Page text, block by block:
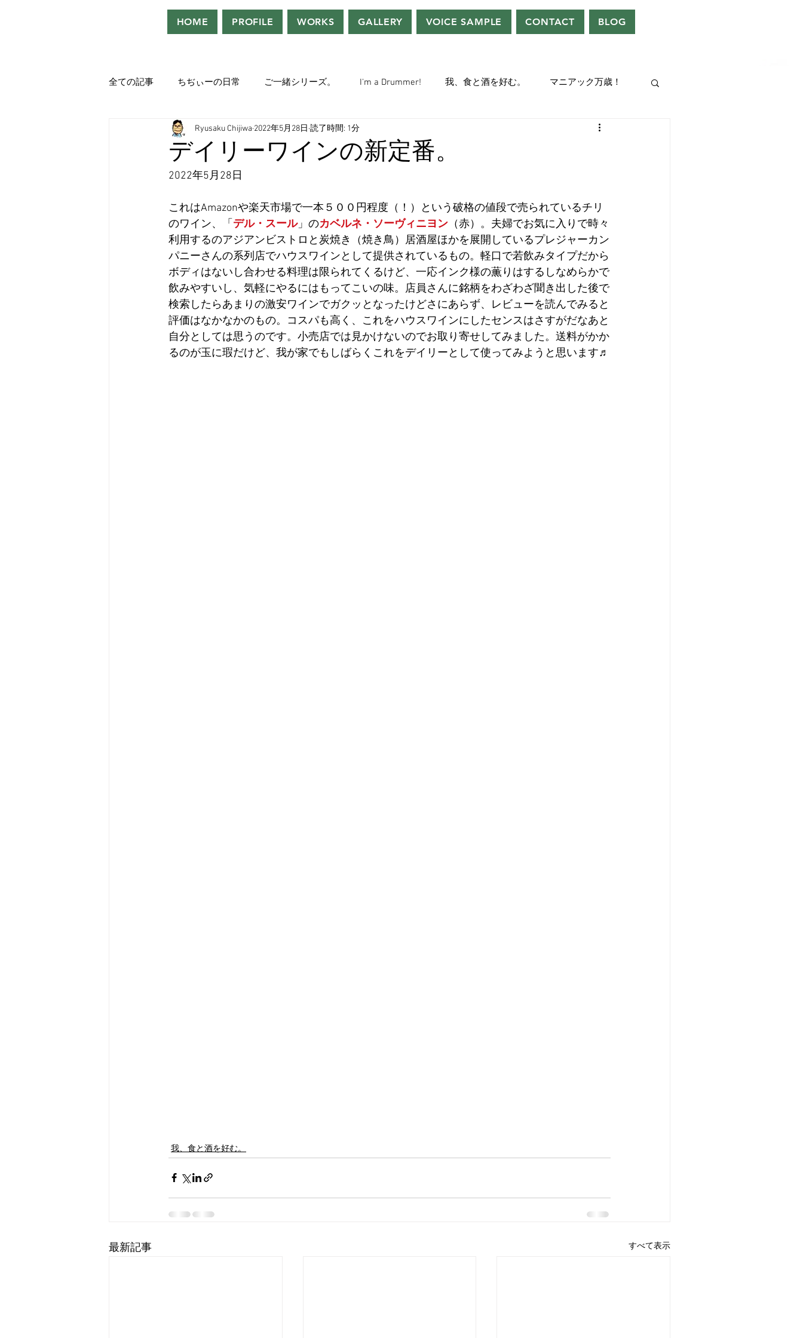
HOME PROFILE WORKS GALLERY VOICE SAMPLE CONTACT BLOG
全ての記事 ちぢぃーの日常 ご一緒シリーズ。 I'm a Drummer! 我、食と酒を好む。 マニアック万歳！
役者として、声優として。 ちぢぃー的VOWネタ。
吹き替えが好き！！ 「ウルトラ」の世界。
Saturdeay Scrapbook タツロー・マニア一年生。 ぬこ日記。 ＡＩ落書きシリーズ。
デイリーワインの新定番。
Ryusaku Chijiwa 2022年5月28日 読了時間: 1分
2022年5月28日
これはAmazonや楽天市場で一本５００円程度（！）という破格の値段で売られているチリ
のワイン、「 デル・スール」のカベルネ・ソーヴィニヨン （赤）。夫婦でお気に入りで時々
利用するのアジアンビストロと炭焼き（焼き鳥）居酒屋ほかを展開しているプレジャーカン
パニーさんの系列店でハウスワインとして提供されているもの。軽口で若飲みタイプだから
ボディはないし合わせる料理は限られてくるけど、一応インク様の薫りはするしなめらかで
飲みやすいし、気軽にやるにはもってこいの味。店員さんに銘柄をわざわざ聞き出した後で
検索したらあまりの激安ワインでガクッとなったけどさにあらず、レビューを読んでみると
評価はなかなかのもの。コスパも高く、これをハウスワインにしたセンスはさすがだなあと
自分としては思うのです。小売店では見かけないのでお取り寄せしてみました。送料がかか
るのが玉に瑕だけど、我が家でもしばらくこれをデイリーとして使ってみようと思います♬
我、食と酒を好む。
最新記事 すべて表示